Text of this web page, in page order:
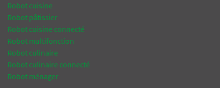
Robot cuisine
Robot pâtissier
Robot cuisine connecté
Robot multifonction
Robot culinaire
Robot culinaire connecté
Robot ménager